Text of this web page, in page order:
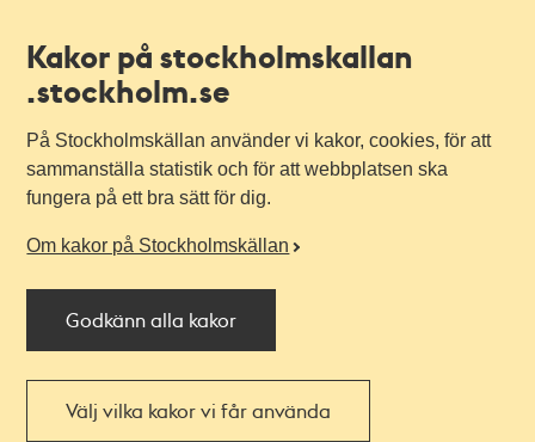
Kakor på stockholmskallan
.stockholm.se
På Stockholmskällan använder vi kakor, cookies, för att
sammanställa statistik och för att webbplatsen ska
fungera på ett bra sätt för dig.
Om kakor på Stockholmskällan
Godkänn alla kakor
Välj vilka kakor vi får använda